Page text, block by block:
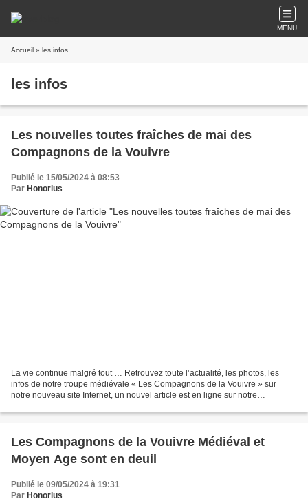
MENU
Accueil » les infos
les infos
Les nouvelles toutes fraîches de mai des
Compagnons de la Vouivre
Publié le 15/05/2024 à 08:53
Par Honorius
La vie continue malgré tout … Retrouvez toute l’actualité, les photos, les
infos de notre troupe médiévale « Les Compagnons de la Vouivre » sur
notre nouveau site Internet, un nouvel article est en ligne sur notre
Les Compagnons de la Vouivre Médiéval et
Moyen Age sont en deuil
Publié le 09/05/2024 à 19:31
Par Honorius